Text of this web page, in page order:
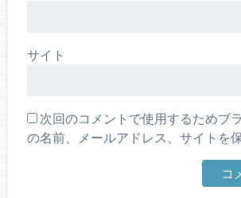
サイト
次回のコメントで使用するためブ
の名前、メールアドレス、サイトを保